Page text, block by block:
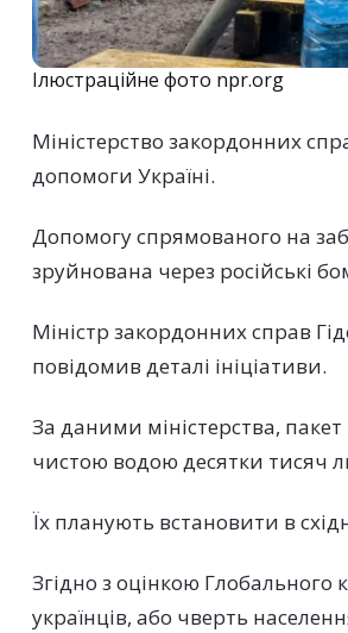
Ілюстраційне фото npr.org
Міністерство закордонних
допомоги Україні.
Допомогу спрямованого на
зруйнована через російські
Міністр закордонних справ
повідомив деталі ініціативи.
За даними міністерства,
чистою водою десятки тисяч
Їх планують встановити в
Згідно з оцінкою Глобального
українців, або чверть